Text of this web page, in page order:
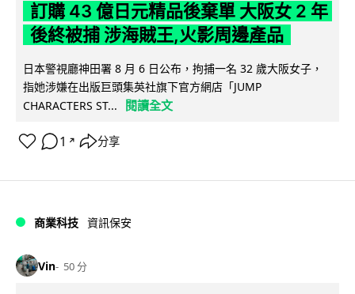
訂購 43 億日元精品後棄單 大阪女 2 年
後終被捕 涉海賊王,火影周邊產品
日本警視廳神田署 8 月 6 日公布，拘捕一名 32 歲大阪女子，
指她涉嫌在出版巨頭集英社旗下官方網店「JUMP
CHARACTERS ST...
閱讀全文
1 ↗ 分享
商業科技 資訊保安
Vin 50 分